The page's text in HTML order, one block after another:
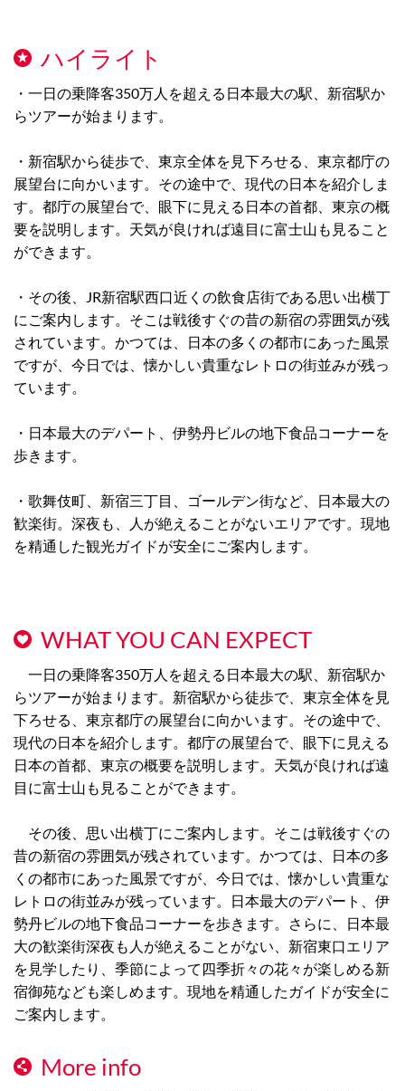
ハイライト
・一日の乗降客350万人を超える日本最大の駅、新宿駅か
らツアーが始まります。
・新宿駅から徒歩で、東京全体を見下ろせる、東京都庁の
展望台に向かいます。その途中で、現代の日本を紹介しま
す。都庁の展望台で、眼下に見える日本の首都、東京の概
要を説明します。天気が良ければ遠目に富士山も見ること
ができます。
・その後、JR新宿駅西口近くの飲食店街である思い出横丁
にご案内します。そこは戦後すぐの昔の新宿の雰囲気が残
されています。かつては、日本の多くの都市にあった風景
ですが、今日では、懐かしい貴重なレトロの街並みが残っ
ています。
・日本最大のデパート、伊勢丹ビルの地下食品コーナーを
歩きます。
・歌舞伎町、新宿三丁目、ゴールデン街など、日本最大の
歓楽街。深夜も、人が絶えることがないエリアです。現地
を精通した観光ガイドが安全にご案内します。
WHAT YOU CAN EXPECT
一日の乗降客350万人を超える日本最大の駅、新宿駅か
らツアーが始まります。新宿駅から徒歩で、東京全体を見
下ろせる、東京都庁の展望台に向かいます。その途中で、
現代の日本を紹介します。都庁の展望台で、眼下に見える
日本の首都、東京の概要を説明します。天気が良ければ遠
目に富士山も見ることができます。
その後、思い出横丁にご案内します。そこは戦後すぐの
昔の新宿の雰囲気が残されています。かつては、日本の多
くの都市にあった風景ですが、今日では、懐かしい貴重な
レトロの街並みが残っています。日本最大のデパート、伊
勢丹ビルの地下食品コーナーを歩きます。さらに、日本最
大の歓楽街深夜も人が絶えることがない、新宿東口エリア
を見学したり、季節によって四季折々の花々が楽しめる新
宿御苑なども楽しめます。現地を精通したガイドが安全に
ご案内します。
More info